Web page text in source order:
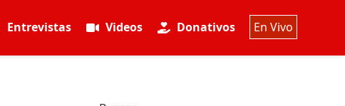
Entrevistas Videos Donativos En Vivo